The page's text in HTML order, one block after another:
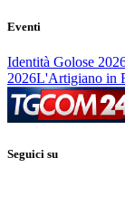
Eventi
Identità Golose
2026L'Artigiano in
Seguici su